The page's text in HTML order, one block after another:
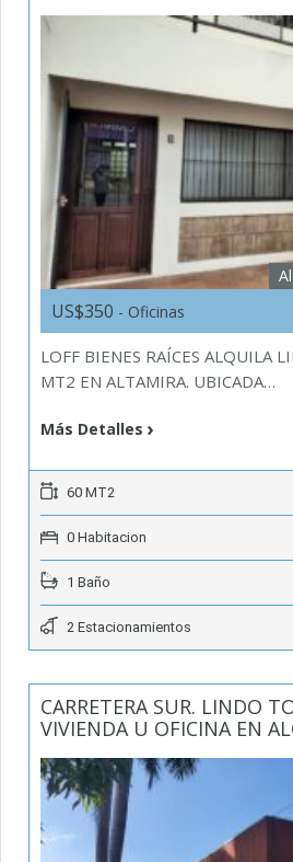
US$350 - Oficinas
LOFF BIENES RAÍCES ALQUILA
MT2 EN ALTAMIRA. UBICADA…
Más Detalles
60 MT2
0 Habitacion
1 Baño
2 Estacionamientos
CARRETERA SUR. LINDO
VIVIENDA U OFICINA EN